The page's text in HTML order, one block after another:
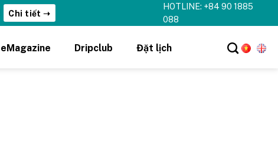
Chi tiết ➝
HOTLINE: +84 90 1885
088
eMagazine Dripclub Đặt lịch